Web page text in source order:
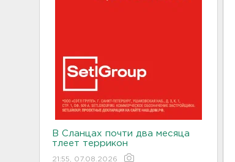
В Сланцах почти два месяца
тлеет террикон
21:55, 07.08.2026